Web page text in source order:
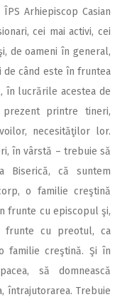
Arhiepiscop Casian
cei mai activi, cei
de oameni în general,
de când este în fruntea
în lucrările acestea de
prezent printre tineri,
necesităţilor lor.
în vârstă – trebuie să
Biserică, că suntem
o familie creştină
frunte cu episcopul şi,
frunte cu preotul, ca
familie creştină. Şi în
să domnească
întrajutorarea. Trebuie